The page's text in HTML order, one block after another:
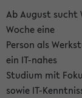
Ab August sucht
Woche eine
Person als
ein IT-nahes
Studium mit
sowie IT-